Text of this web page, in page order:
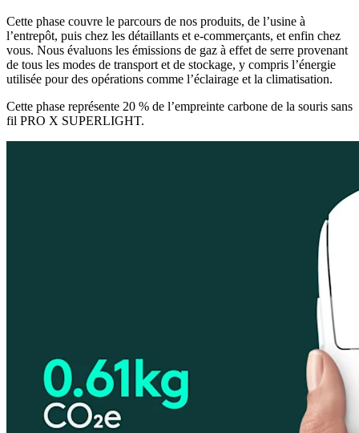
Cette phase couvre le parcours de nos produits, de l’usine à
l’entrepôt, puis chez les détaillants et e-commerçants, et enfin chez
vous. Nous évaluons les émissions de gaz à effet de serre provenant
de tous les modes de transport et de stockage, y compris l’énergie
utilisée pour des opérations comme l’éclairage et la climatisation.
Cette phase représente 20 % de l’empreinte carbone de la souris sans
fil PRO X SUPERLIGHT.